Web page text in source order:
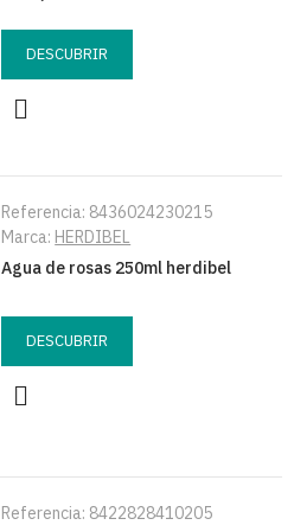
DESCUBRIR
Referencia: 8436024230215
Marca: HERDIBEL
Agua de rosas 250ml herdibel
DESCUBRIR
Referencia: 8422828410205